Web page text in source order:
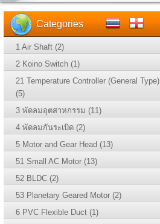
Categories
1 Air Shaft (2)
2 Koino Switch (1)
21 Temperature Controller (General Type)
(5)
3 พัดลมอุตสาหกรรม (11)
4 พัดลมกันระเบิด (2)
5 Motor and Gear Head (13)
51 Small AC Motor (13)
52 BLDC (2)
53 Planetary Geared Motor (2)
6 PVC Flexible Duct (1)